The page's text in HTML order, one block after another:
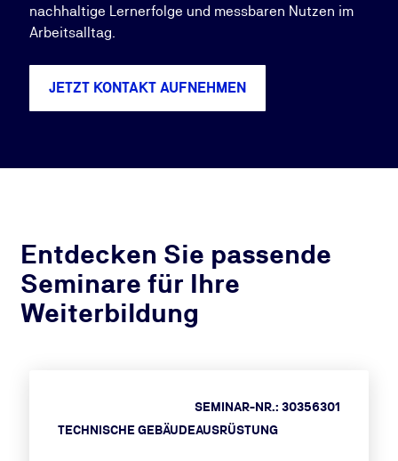
nachhaltige Lernerfolge und messbaren Nutzen im
Arbeitsalltag.
JETZT KONTAKT AUFNEHMEN
Entdecken Sie passende
Seminare für Ihre
Weiterbildung
TECHNISCHE GEBÄUDEAUSRÜSTUNG
SEMINAR-NR.: 30356301